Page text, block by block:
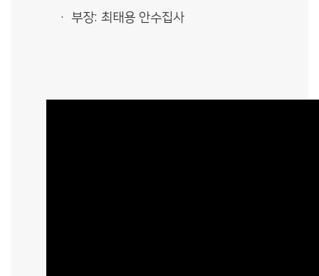
부장: 최태용 안수집사